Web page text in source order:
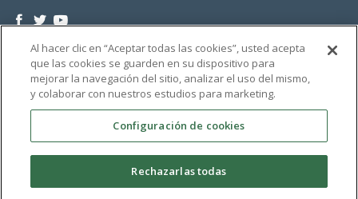
Al hacer clic en “Aceptar todas las cookies”, usted acepta
que las cookies se guarden en su dispositivo para
mejorar la navegación del sitio, analizar el uso del mismo,
y colaborar con nuestros estudios para marketing.
Configuración de cookies
Rechazarlas todas